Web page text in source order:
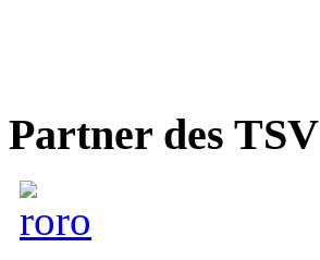
Partner des TSV